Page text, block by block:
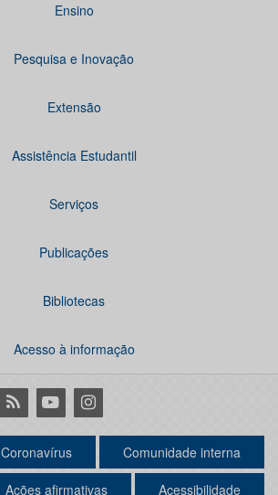
Ensino
Pesquisa e Inovação
Extensão
Assistência Estudantil
Serviços
Publicações
Bibliotecas
Acesso à informação
RSS YoutubeInstagram
Coronavírus Comunidade interna
Ações afirmativas Acessibilidade